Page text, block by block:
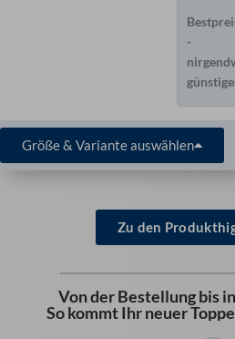
-
Größe & Variante auswählen
Zu den
Von der Bestellung bis
So kommt Ihr neuer